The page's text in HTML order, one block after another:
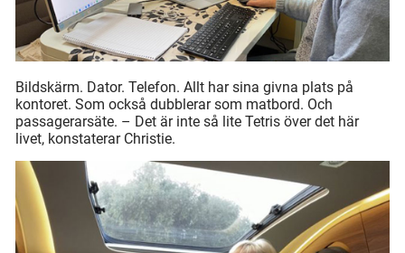
Bildskärm. Dator. Telefon. Allt har sina givna plats på
kontoret. Som också dubblerar som matbord. Och
passagerarsäte. – Det är inte så lite Tetris över det här
livet, konstaterar Christie.